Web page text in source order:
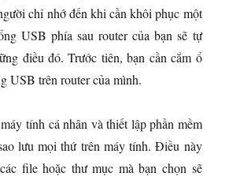
chỉ nhớ đến khi cần khôi phục một
USB phía sau router của bạn sẽ tự
điều đó. Trước tiên, bạn cần cắm ổ
USB trên router của mình.
tính cá nhân và thiết lập phần mềm
lưu mọi thứ trên máy tính. Điều này
file hoặc thư mục mà bạn chọn sẽ